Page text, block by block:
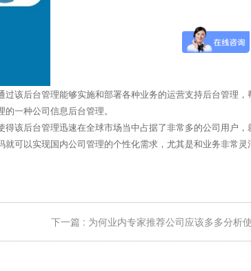
过该后台管理能够实施和部署各种业务的运营支持后台管理
一种公司信息后台管理。
该后台管理迅速在全球市场当中占据了非常多的公司用户
可以实现国内公司管理的个性化需求，尤其是和业务非常
下一篇 : 为何业内专家推荐公司应该多多分析